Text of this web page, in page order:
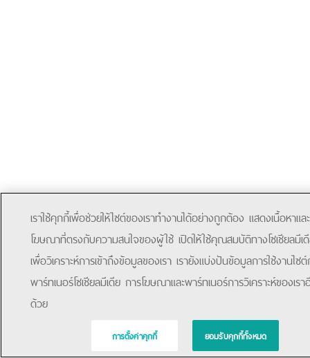
เราใช้คุกกี้เพื่อช่วยให้ไซต์ของเราทำงานได้อย่างถูกต้อง แสดงเนื้อหาและ
โฆษณาที่ตรงกับความสนใจของผู้ใช้ เปิดให้ใช้คุณสมบัติทางโซเชียลมีเ
เพื่อวิเคราะห์การเข้าถึงข้อมูลของเรา เรายังแบ่งปันข้อมูลการใช้งานไซ
พาร์ทเนอร์โซเชียลมีเดีย การโฆษณาและพาร์ทเนอร์การวิเคราะห์ของเร
ด้วย
การตั้งค่าคุกกี้ ยอมรับคุกกี้ทั้งหมด